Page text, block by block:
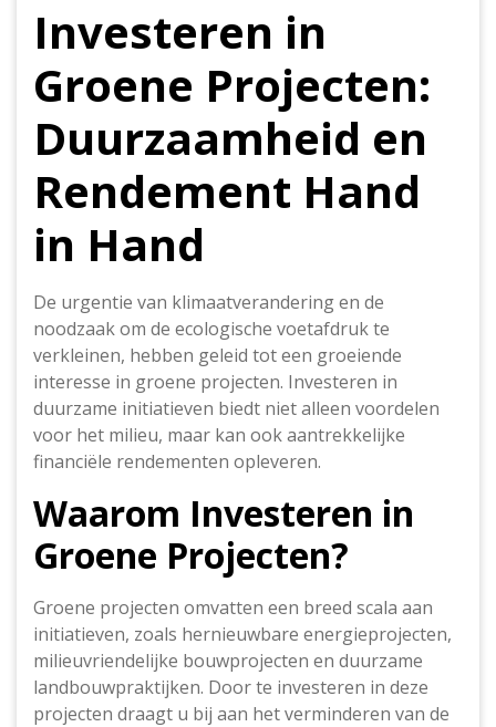
Investeren in
Groene Projecten:
Duurzaamheid en
Rendement Hand
in Hand
De urgentie van klimaatverandering en de
noodzaak om de ecologische voetafdruk te
verkleinen, hebben geleid tot een groeiende
interesse in groene projecten. Investeren in
duurzame initiatieven biedt niet alleen voordelen
voor het milieu, maar kan ook aantrekkelijke
financiële rendementen opleveren.
Waarom Investeren in
Groene Projecten?
Groene projecten omvatten een breed scala aan
initiatieven, zoals hernieuwbare energieprojecten,
milieuvriendelijke bouwprojecten en duurzame
landbouwpraktijken. Door te investeren in deze
projecten draagt u bij aan het verminderen van de